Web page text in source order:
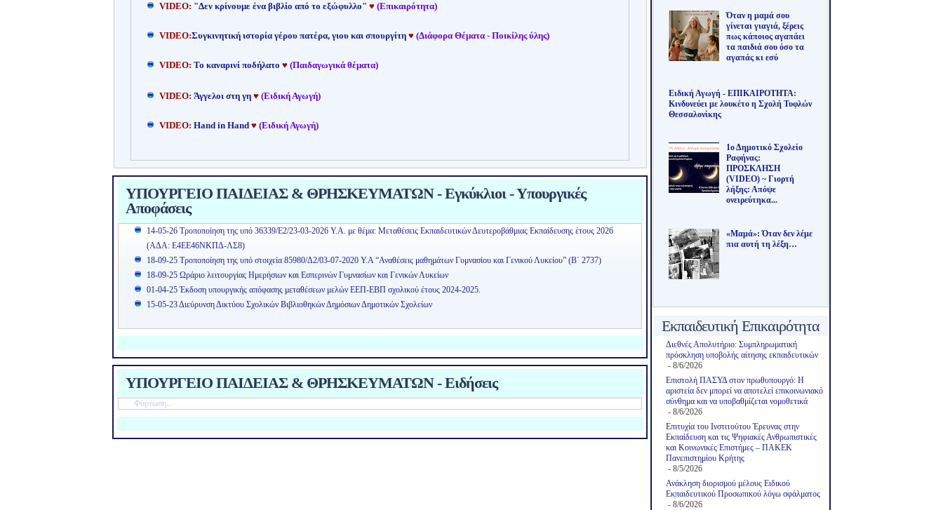
VIDEO: "Δεν κρίνουμε ένα βιβλίο από το εξώφυλλο" ♥ (Επικαιρότητα)
VIDEO:Συγκινητική ιστορία γέρου πατέρα, γιου και σπουργίτη ♥ (Διάφορα Θέματα - Ποικίλης ύλης)
VIDEO: Το καναρινί ποδήλατο ♥ (Παιδαγωγικά θέματα)
VIDEO: Άγγελοι στη γη ♥ (Ειδική Αγωγή)
VIDEO: Hand in Hand♥ (Ειδική Αγωγή)
ΥΠΟΥΡΓΕΙΟ ΠΑΙΔΕΙΑΣ & ΘΡΗΣΚΕΥΜΑΤΩΝ - Εγκύκλιοι - Υπουργικές
Αποφάσεις
14-05-26 Τροποποίηση της υπό 36339/Ε2/23-03-2026 Υ.Α. με θέμα: Μεταθέσεις Εκπαιδευτικών Δευτεροβάθμιας Εκπαίδευσης έτους 2026
(ΑΔΑ: Ε4ΕΕ46ΝΚΠΔ-ΛΣ8)
18-09-25 Τροποποίηση της υπό στοιχεία 85980/Δ2/03-07-2020 Υ.Α “Αναθέσεις μαθημάτων Γυμνασίου και Γενικού Λυκείου” (Β΄ 2737)
18-09-25 Ωράριο λειτουργίας Ημερήσιων και Εσπερινών Γυμνασίων και Γενικών Λυκείων
01-04-25 Έκδοση υπουργικής απόφασης μεταθέσεων μελών ΕΕΠ-ΕΒΠ σχολικού έτους 2024-2025.
15-05-23 Διεύρυνση Δικτύου Σχολικών Βιβλιοθηκών Δημόσιων Δημοτικών Σχολείων
ΥΠΟΥΡΓΕΙΟ ΠΑΙΔΕΙΑΣ & ΘΡΗΣΚΕΥΜΑΤΩΝ - Ειδήσεις
Φόρτωση...
Όταν η μαμά σου
γίνεται γιαγιά, ξέρεις
πως κάποιος αγαπάει
τα παιδιά σου όσο τα
αγαπάς κι εσύ
Ειδική Αγωγή - ΕΠΙΚΑΙΡΟΤΗΤΑ:
Κινδυνεύει με λουκέτο η Σχολή Τυφλών
Θεσσαλονίκης
1ο Δημοτικό Σχολείο
Ραφήνας:
ΠΡΟΣΚΛΗΣΗ
(VIDEO) ~ Γιορτή
λήξης: Απόψε
ονειρεύτηκα...
«Μαμά»: Όταν δεν λέμε
πια αυτή τη λέξη…
Εκπαιδευτική Επικαιρότητα
Διεθνές Απολυτήριο: Συμπληρωματική
πρόσκληση υποβολής αίτησης εκπαιδευτικών
- 8/6/2026
Επιστολή ΠΑΣΥΔ στον πρωθυπουργό: Η
αριστεία δεν μπορεί να αποτελεί επικοινωνιακό
σύνθημα και να υποβαθμίζεται νομοθετικά
- 8/6/2026
Επιτυχία του Ινστιτούτου Έρευνας στην
Εκπαίδευση και τις Ψηφιακές Ανθρωπιστικές
και Κοινωνικές Επιστήμες – ΠΑΚΕΚ
Πανεπιστημίου Κρήτης
- 8/5/2026
Ανάκληση διορισμού μέλους Ειδικού
Εκπαιδευτικού Προσωπικού λόγω σφάλματος
- 8/6/2026